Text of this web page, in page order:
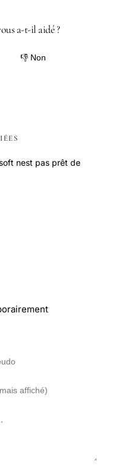
a-t-il aidé ?
👎 Non
nest pas prêt de